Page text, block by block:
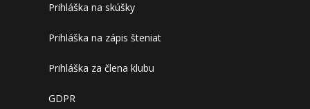
Prihláška na skúšky
Prihláška na zápis šteniat
Prihláška za člena klubu
GDPR